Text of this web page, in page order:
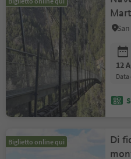
12
Biglietto online qui
Di